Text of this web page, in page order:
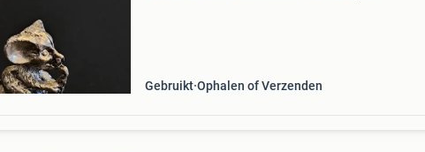
Gebruikt Ophalen of Verzenden